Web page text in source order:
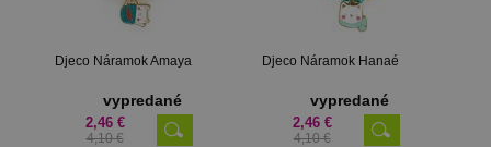
Djeco Náramok Amaya
vypredané
2,46 €
4,10 €
Djeco Náramok Hanaé
vypredané
2,46 €
4,10 €